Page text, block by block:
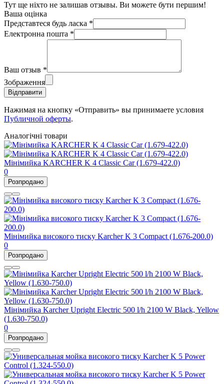
Тут ще ніхто не залишав отзывы. Ви можете бути першим!
Ваша оцінка
Представтеся будь ласка *
Електронна пошта *
Ваш отзыв *
Зображення
Відправити
Нажимая на кнопку «Отправить» вы принимаете условия
Публичной оферты.
Аналогічні товари
Мінімийка KARCHER K 4 Classic Car (1.679-422.0)
0
Розпродано
Мінімийка високого тиску Karcher K 3 Compact (1.676-200.0)
0
Розпродано
Мінімийка Karcher Upright Electric 500 l/h 2100 W Black, Yellow
(1.630-750.0)
0
Розпродано